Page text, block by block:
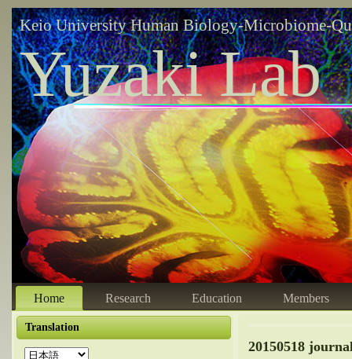
Keio University Human Biology-Microbiome-
Yuzaki Lab
Home Research Education Members
Translation
20150518